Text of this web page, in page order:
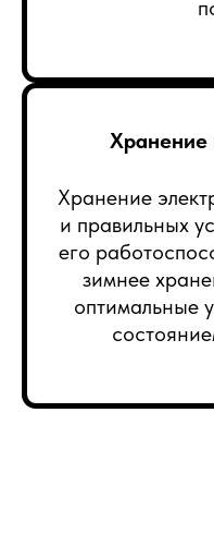
Хранение
Хранение
и правильных
его
зимнее
оптимальные